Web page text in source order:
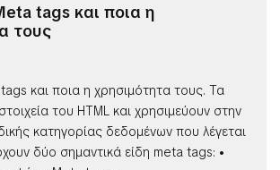
tags και ποια η
τους
tags και ποια η χρησιμότητα τους. Τα
του HTML και χρησιμεύουν στην
κατηγορίας δεδομένων που λέγεται
δύο σημαντικά είδη meta tags: •